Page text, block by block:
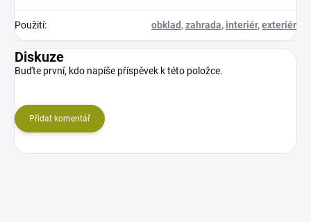
Použití: obklad ,zahrada, interiér,exteriér
Diskuze
Buďte první, kdo napíše příspěvek k této položce.
Přidat komentář